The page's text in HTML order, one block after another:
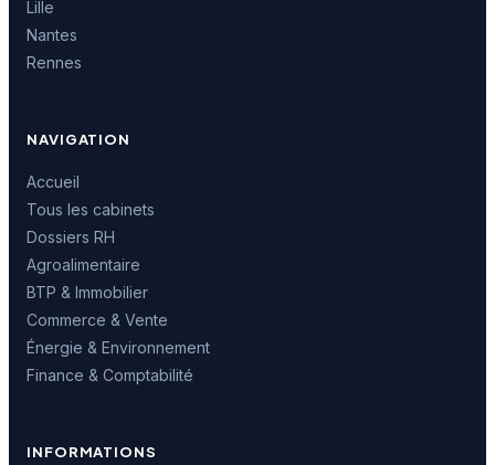
Lille
Nantes
Rennes
NAVIGATION
Accueil
Tous les cabinets
Dossiers RH
Agroalimentaire
BTP & Immobilier
Commerce & Vente
Énergie & Environnement
Finance & Comptabilité
INFORMATIONS